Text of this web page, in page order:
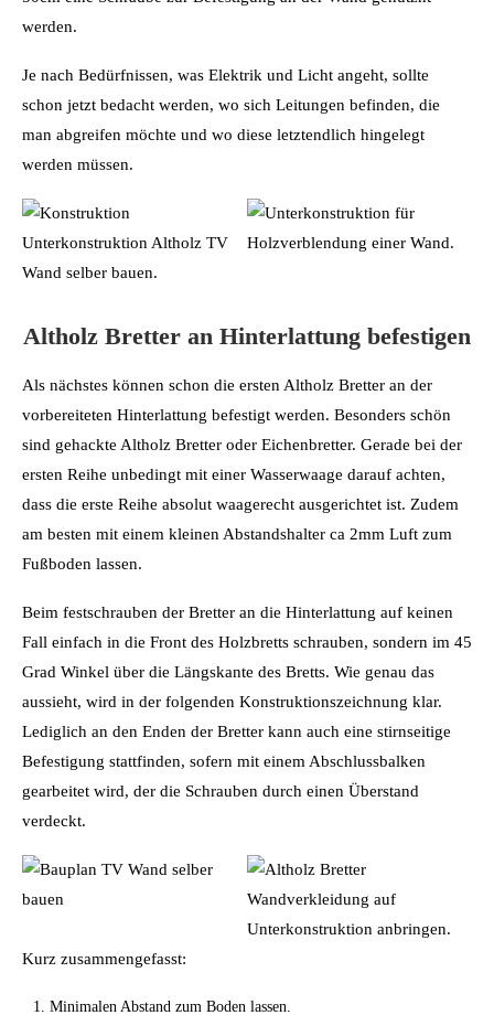
werden.
Je nach Bedürfnissen, was Elektrik und Licht angeht, sollte
schon jetzt bedacht werden, wo sich Leitungen befinden, die
man abgreifen möchte und wo diese letztendlich hingelegt
werden müssen.
Altholz Bretter an Hinterlattung befestigen
Als nächstes können schon die ersten Altholz Bretter an der
vorbereiteten Hinterlattung befestigt werden. Besonders schön
sind gehackte Altholz Bretter oder Eichenbretter. Gerade bei der
ersten Reihe unbedingt mit einer Wasserwaage darauf achten,
dass die erste Reihe absolut waagerecht ausgerichtet ist. Zudem
am besten mit einem kleinen Abstandshalter ca 2mm Luft zum
Fußboden lassen.
Beim festschrauben der Bretter an die Hinterlattung auf keinen
Fall einfach in die Front des Holzbretts schrauben, sondern im 45
Grad Winkel über die Längskante des Bretts. Wie genau das
aussieht, wird in der folgenden Konstruktionszeichnung klar.
Lediglich an den Enden der Bretter kann auch eine stirnseitige
Befestigung stattfinden, sofern mit einem Abschlussbalken
gearbeitet wird, der die Schrauben durch einen Überstand
verdeckt.
Kurz zusammengefasst:
Minimalen Abstand zum Boden lassen.